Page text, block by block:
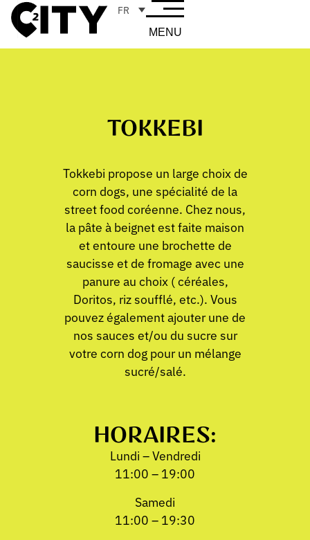
FR
MENU
TOKKEBI
Tokkebi propose un large choix de
corn dogs, une spécialité de la
street food coréenne. Chez nous,
la pâte à beignet est faite maison
et entoure une brochette de
saucisse et de fromage avec une
panure au choix ( céréales,
Doritos, riz soufflé, etc.). Vous
pouvez également ajouter une de
nos sauces et/ou du sucre sur
votre corn dog pour un mélange
sucré/salé.
HORAIRES:
Lundi – Vendredi
11:00 – 19:00
Samedi
11:00 – 19:30